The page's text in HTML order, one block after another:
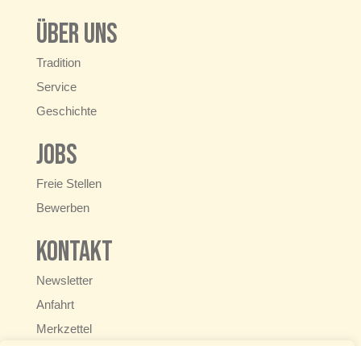
Über uns
Tradition
Service
Geschichte
Jobs
Freie Stellen
Bewerben
Kontakt
Newsletter
Anfahrt
Merkzettel